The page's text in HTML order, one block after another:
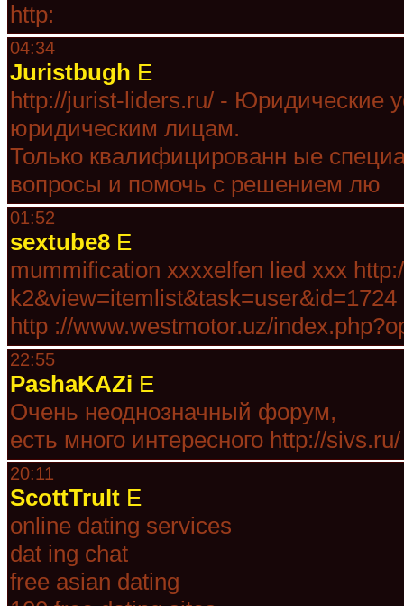
http:
04:34
Juristbugh E
http://jurist-liders.ru/ - Юридические
юридическим лицам.
Только квалифицированн ые
вопросы и помочь с решением лю
01:52
sextube8 E
mummification xxxxelfen lied xxx
k2&view=itemlist&task=user&id=1724
http ://www.westmotor.uz/
22:55
PashaKAZi E
Очень неоднозначный форум,
есть много интересного http://
20:11
ScottTrult E
online dating services
dat ing chat
free asian dating